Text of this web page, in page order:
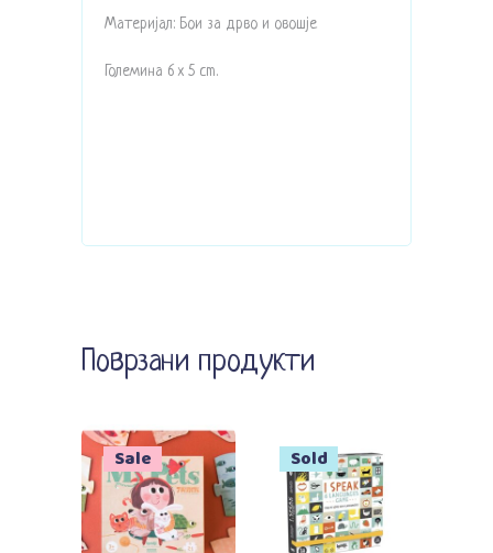
Материјал: Бои за дрво и овошје
Големина 6 x 5 cm.
Поврзани продукти
Sale
Додади во кошничка
Sold
Прочитај повеќе